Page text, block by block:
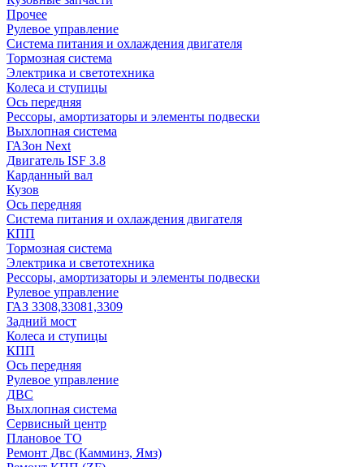
Прочее
Рулевое управление
Система питания и охлаждения двигателя
Тормозная система
Электрика и светотехника
Колеса и ступицы
Ось передняя
Рессоры, амортизаторы и элементы подвески
Выхлопная система
ГАЗон Next
Двигатель ISF 3.8
Карданный вал
Кузов
Ось передняя
Система питания и охлаждения двигателя
КПП
Тормозная система
Электрика и светотехника
Рессоры, амортизаторы и элементы подвески
Рулевое управление
ГАЗ 3308,33081,3309
Задний мост
Колеса и ступицы
КПП
Ось передняя
Рулевое управление
ДВС
Выхлопная система
Сервисный центр
Плановое ТО
Ремонт Двс (Камминз, Ямз)